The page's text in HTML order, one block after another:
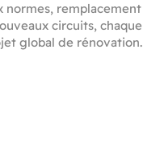
normes, remplacement
circuits, chaque
global de rénovation.